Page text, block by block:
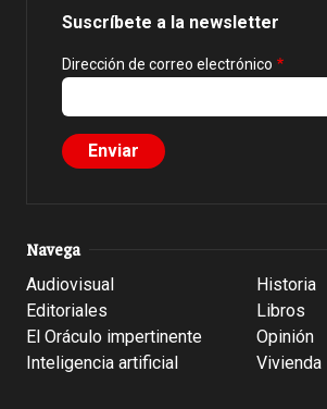
Suscríbete a la newsletter
Dirección de correo electrónico
Navega
Audiovisual
Editoriales
El Oráculo impertinente
Inteligencia artificial
Historia
Libros
Opinión
Vivienda